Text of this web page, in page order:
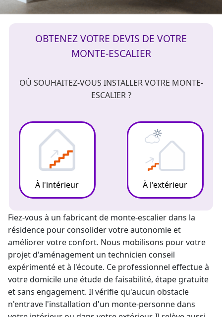
OBTENEZ VOTRE DEVIS DE VOTRE
MONTE-ESCALIER
OÙ SOUHAITEZ-VOUS INSTALLER VOTRE MONTE-
ESCALIER ?
À l'intérieur À l'extérieur
Fiez-vous à un fabricant de monte-escalierdans la
résidence pour consolider votre autonomie et
améliorer votre confort. Nous mobilisons pour votre
projet d'aménagement un technicien conseil
expérimenté et à l'écoute. Ce professionnel effectue à
votre domicile une étude de faisabilité, étape gratuite
et sans engagement. Il vérifie qu'aucun obstacle
n'entrave l'installation d'un monte-personnedans